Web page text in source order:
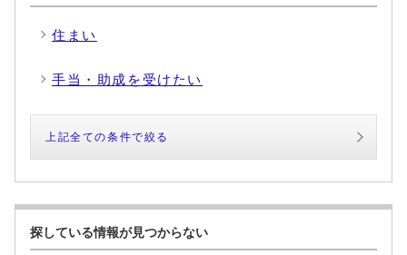
住まい
手当・助成を受けたい
上記全ての条件で絞る
探している情報が見つからない